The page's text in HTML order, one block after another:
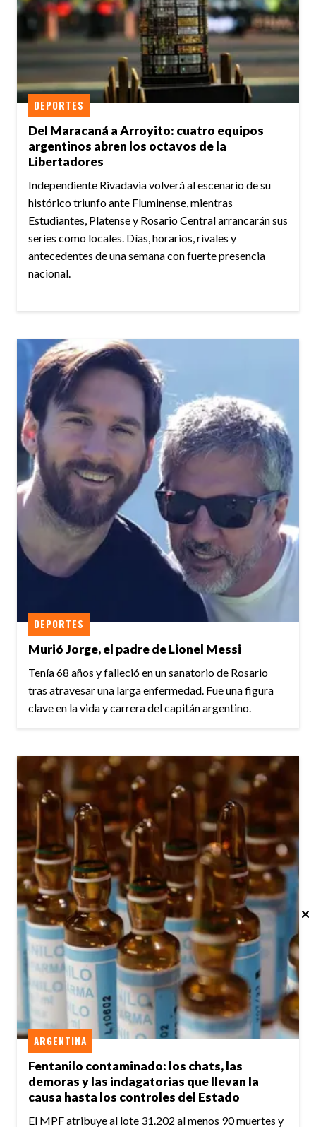
Del Maracaná a Arroyito: cuatro equipos
argentinos abren los octavos de la
Libertadores
DEPORTES
Independiente Rivadavia volverá al escenario de su
histórico triunfo ante Fluminense, mientras
Estudiantes, Platense y Rosario Central arrancarán sus
series como locales. Días, horarios, rivales y
antecedentes de una semana con fuerte presencia
nacional.
Murió Jorge, el padre de Lionel Messi
DEPORTES
Tenía 68 años y falleció en un sanatorio de Rosario
tras atravesar una larga enfermedad. Fue una figura
clave en la vida y carrera del capitán argentino.
Fentanilo contaminado: los chats, las
demoras y las indagatorias que llevan la
causa hasta los controles del Estado
ARGENTINA
El MPF atribuye al lote 31.202 al menos 90 muertes y